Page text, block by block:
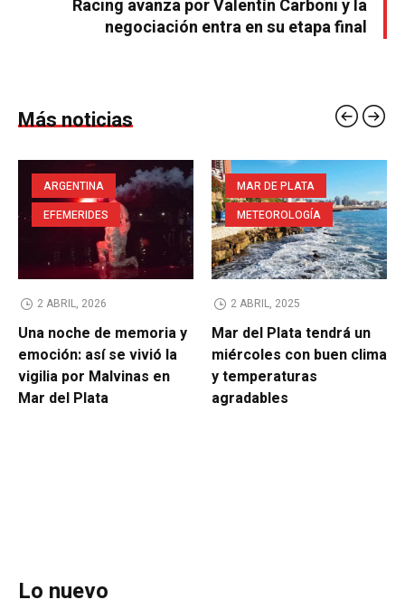
Racing avanza por Valentín Carboni y la
negociación entra en su etapa final
Más noticias
ARGENTINA
EFEMERIDES
2 ABRIL, 2026
Una noche de memoria y
emoción: así se vivió la
vigilia por Malvinas en
Mar del Plata
MAR DE PLATA
METEOROLOGÍA
2 ABRIL, 2025
Mar del Plata tendrá un
miércoles con buen clima
y temperaturas
agradables
Lo nuevo